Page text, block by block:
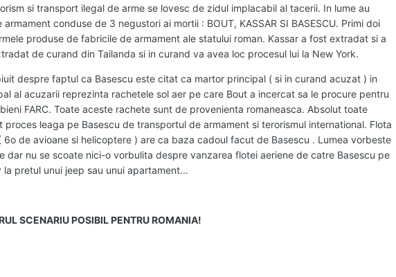
si transport ilegal de arme se lovesc de zidul implacabil al tacerii. In lume au
conduse de 3 negustori ai mortii : BOUT, KASSAR SI BASESCU. Primi doi
produse de fabricile de armament ale statului roman. Kassar a fost extradat si a
de curand din Tailanda si in curand va avea loc procesul lui la New York.
despre faptul ca Basescu este citat ca martor principal ( si in curand acuzat ) in
al acuzarii reprezinta rachetele sol aer pe care Bout a incercat sa le procure pentru
FARC. Toate aceste rachete sunt de provenienta romaneasca. Absolut toate
leaga pe Basescu de transportul de armament si terorismul international. Flota
6o de avioane si helicoptere ) are ca baza cadoul facut de Basescu . Lumea vorbeste
dar nu se scoate nici-o vorbulita despre vanzarea flotei aeriene de catre Basescu pe
pretul unui jeep sau unui apartament...
SCENARIU POSIBIL PENTRU ROMANIA!